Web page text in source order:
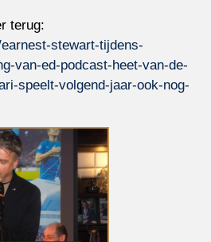
terug:
stewart-tijdens-
van-ed-podcast-heet-van-de-
speelt-volgend-jaar-ook-nog-